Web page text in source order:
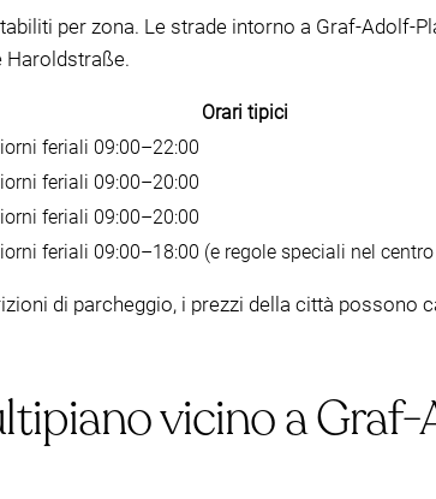
per zona. Le strade intorno a Graf-Adolf-
Haroldstraße.
Orari tipici
feriali 09:00–22:00
feriali 09:00–20:00
feriali 09:00–20:00
feriali 09:00–18:00 (e regole speciali nel
di parcheggio, i prezzi della città possono
vicino a